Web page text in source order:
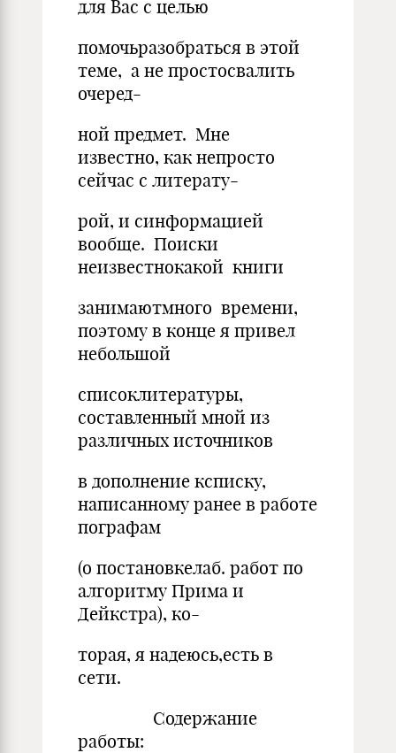
для Вас с целью
помочьразобраться в этой
теме, а не простосвалить
очеред-
ной предмет. Мне
известно, как непросто
сейчас с литерату-
рой, и синформацией
вообще. Поиски
неизвестнокакой книги
занимаютмного времени,
поэтому в конце я привел
небольшой
списоклитературы,
составленный мной из
различных источников
в дополнение ксписку,
написанному ранее в работе
пографам
(о постановкелаб. работ по
алгоритму Прима и
Дейкстра), ко-
торая, я надеюсь,есть в
сети.
Содержание
работы: